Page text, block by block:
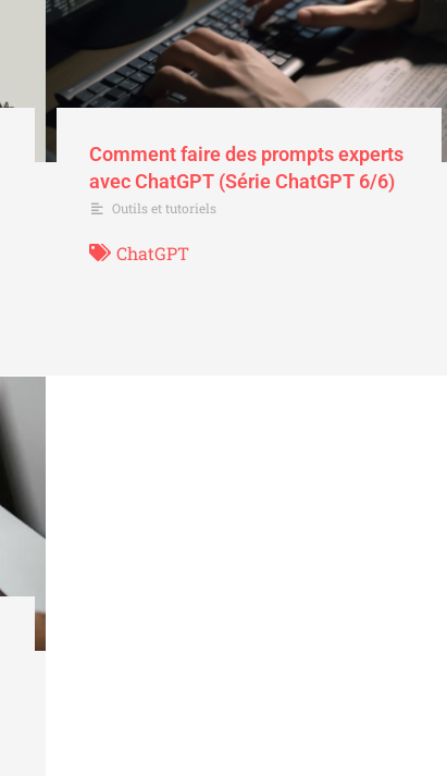
Comment faire des prompts experts
avec ChatGPT (Série ChatGPT 6/6)
Outils et tutoriels
ChatGPT